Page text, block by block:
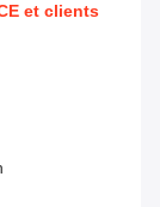
et clients